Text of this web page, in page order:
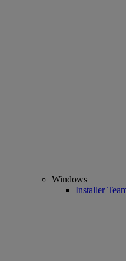
Windows
Installer